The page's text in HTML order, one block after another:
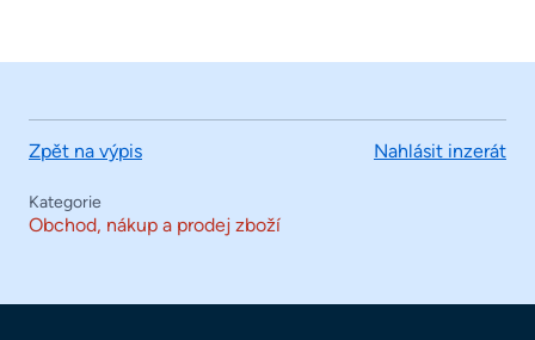
Zpět na výpis Nahlásit inzerát
Kategorie
Obchod, nákup a prodej zboží